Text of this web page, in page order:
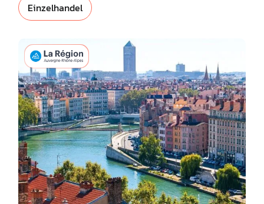
Einzelhandel